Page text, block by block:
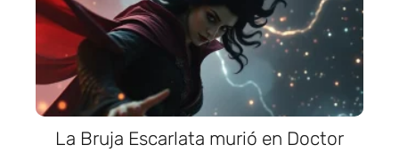
La Bruja Escarlata murió en Doctor